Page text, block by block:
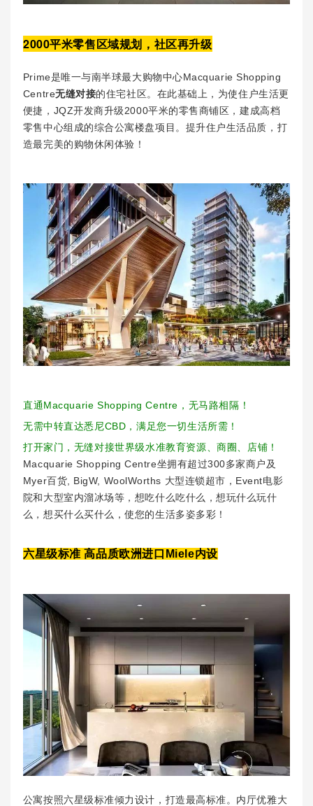
2000平米零售区域规划，社区再升级
Prime是唯一与南半球最大购物中心Macquarie Shopping
Centre无缝对接的住宅社区。在此基础上，为使住户生活更
便捷，JQZ开发商升级2000平米的零售商铺区，建成高档
零售中心组成的综合公寓楼盘项目。提升住户生活品质，打
造最完美的购物休闲体验！
直通Macquarie Shopping Centre，无马路相隔！
无需中转直达悉尼CBD，满足您一切生活所需！
打开家门，无缝对接世界级水准教育资源、商圈、店铺！
Macquarie Shopping Centre坐拥有超过300多家商户及
Myer百货, BigW, WoolWorths 大型连锁超市，Event电影
院和大型室内溜冰场等，想吃什么吃什么，想玩什么玩什
么，想买什么买什么，使您的生活多姿多彩！
六星级标准 高品质欧洲进口Miele内设
公寓按照六星级标准倾力设计，打造最高标准。内厅优雅大